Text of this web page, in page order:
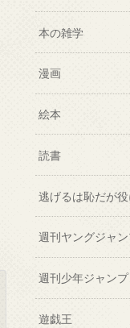
本の雑学
漫画
絵本
読書
逃げるは恥だが
週刊ヤングジャ
週刊少年ジャンプ
遊戯王